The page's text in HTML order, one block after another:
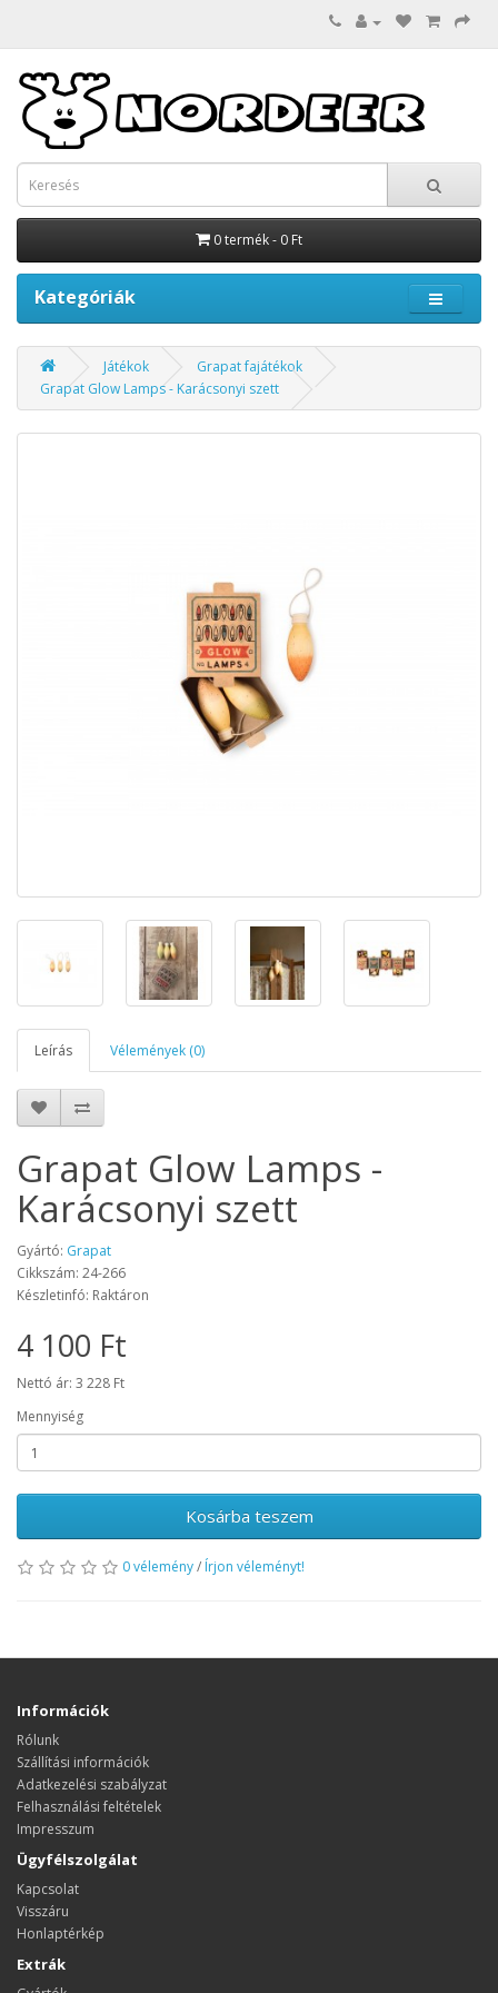
0 termék - 0 Ft
Kategóriák
Játékok
Grapat fajátékok
Grapat Glow Lamps - Karácsonyi szett
Leírás Vélemények (0)
Grapat Glow Lamps -
Karácsonyi szett
Gyártó: Grapat
Cikkszám: 24-266
Készletinfó: Raktáron
4 100 Ft
Nettó ár: 3 228 Ft
Mennyiség
Kosárba teszem
0 vélemény/ Írjon véleményt!
Információk
Rólunk
Szállítási információk
Adatkezelési szabályzat
Felhasználási feltételek
Impresszum
Ügyfélszolgálat
Kapcsolat
Visszáru
Honlaptérkép
Extrák